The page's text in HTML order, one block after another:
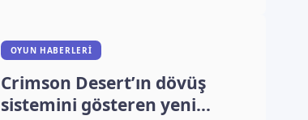
OYUN HABERLERI
Crimson Desert’ın dövüş
sistemini gösteren yeni